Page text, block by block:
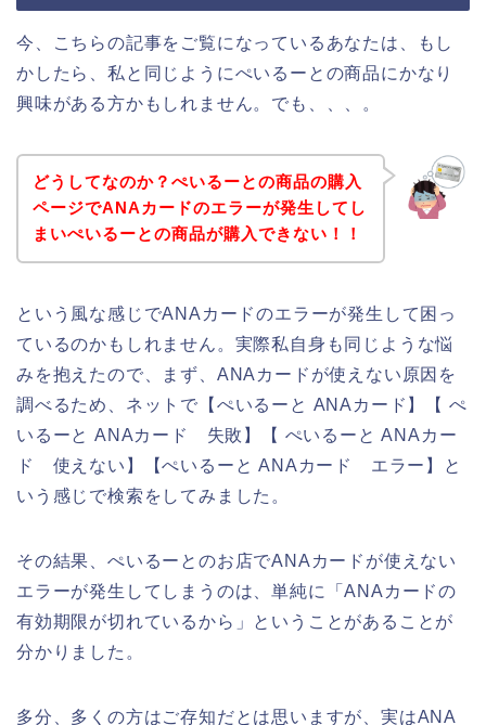
今、こちらの記事をご覧になっているあなたは、もし
かしたら、私と同じようにぺいるーとの商品にかなり
興味がある方かもしれません。でも、、、。
どうしてなのか？ぺいるーとの商品の購入
ページでANAカードのエラーが発生してし
まいぺいるーとの商品が購入できない！！
という風な感じでANAカードのエラーが発生して困っ
ているのかもしれません。実際私自身も同じような悩
みを抱えたので、まず、ANAカードが使えない原因を
調べるため、ネットで【ぺいるーと ANAカード】【 ぺ
いるーと ANAカード 失敗】【 ぺいるーと ANAカー
ド 使えない】【ぺいるーと ANAカード エラー】と
いう感じで検索をしてみました。
その結果、ぺいるーとのお店でANAカードが使えない
エラーが発生してしまうのは、単純に「ANAカードの
有効期限が切れているから」ということがあることが
分かりました。
多分、多くの方はご存知だとは思いますが、実はANA